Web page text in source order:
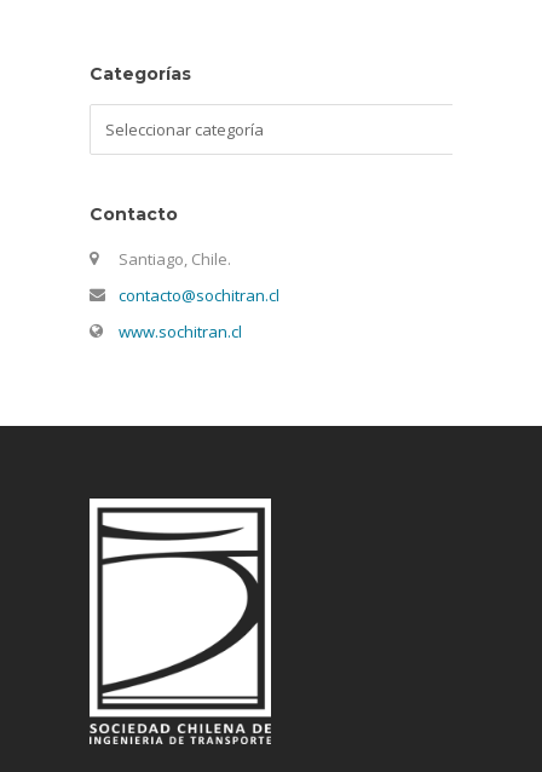
Categorías
Contacto
Santiago, Chile.
contacto@sochitran.cl
www.sochitran.cl